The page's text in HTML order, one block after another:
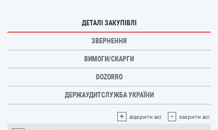
ДЕТАЛІ ЗАКУПІВЛІ
ЗВЕРНЕННЯ
ВИМОГИ/СКАРГИ
DOZORRO
ДЕРЖАУДИТСЛУЖБА УКРАЇНИ
+ відкрити всі - закрити всі